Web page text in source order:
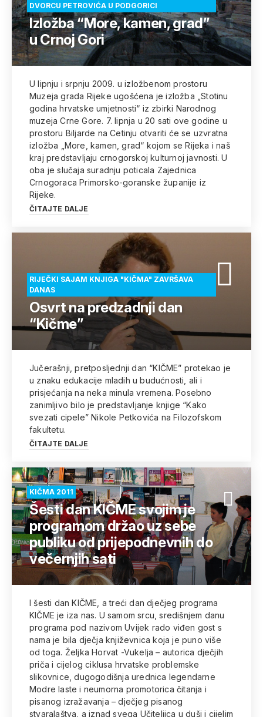
DVORCU PETROVIĆA U PODGORICI
Izložba “More, kamen, grad”
u Crnoj Gori
U lipnju i srpnju 2009. u izložbenom prostoru
Muzeja grada Rijeke ugošćena je izložba „Stotinu
godina hrvatske umjetnosti“ iz zbirki Narodnog
muzeja Crne Gore. 7. lipnja u 20 sati ove godine u
prostoru Biljarde na Cetinju otvariti će se uzvratna
izložba „More, kamen, grad“ kojom se Rijeka i naš
kraj predstavljaju crnogorskoj kulturnoj javnosti. U
oba je slučaja suradnju poticala Zajednica
Crnogoraca Primorsko-goranske županije iz
Rijeke.
ČITAJTE DALJE
RIJEČKI SAJAM KNJIGA "KIČMA" ZAVRŠAVA
DANAS
Osvrt na predzadnji dan
“Kičme”
Jučerašnji, pretposljednji dan “KIČME” protekao je
u znaku edukacije mladih u budućnosti, ali i
prisjećanja na neka minula vremena. Posebno
zanimljivo bilo je predstavljanje knjige “Kako
svezati cipele” Nikole Petkovića na Filozofskom
fakultetu.
ČITAJTE DALJE
KIČMA 2011
Šesti dan KIČME svojim je
programom držao uz sebe
publiku od prijepodnevnih do
večernjih sati
I šesti dan KIČME, a treći dan dječjeg programa
KIČME je iza nas. U samom srcu, središnjem danu
programa pod nazivom Uvijek rado viđen gost s
nama je bila dječja književnica koja je puno više
od toga. Željka Horvat -Vukelja – autorica dječjih
priča i cijelog ciklusa hrvatske problemske
slikovnice, dugogodišnja urednica legendarne
Modre laste i neumorna promotorica čitanja i
pisanog izražavanja – dječjeg pisanog
stvaralaštva, a iznad svega Učiteljica u duši i cijelim